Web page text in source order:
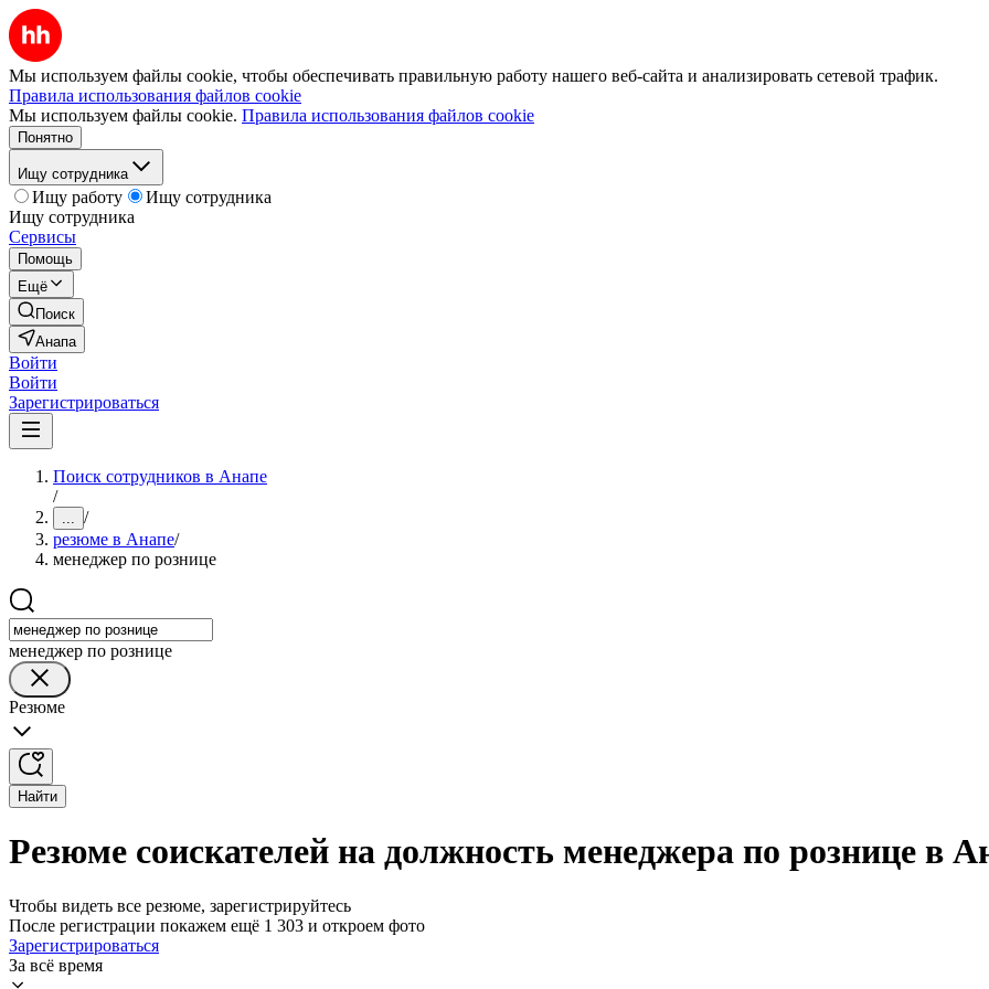
Мы используем файлы cookie, чтобы обеспечивать правильную работу нашего веб-сайта и анализировать сетевой трафик.
Правила использования файлов cookie
Мы используем файлы cookie. Правила использования файлов cookie
Понятно
Ищу сотрудника
Ищу работу
Ищу сотрудника
Ищу сотрудника
Сервисы
Помощь
Ещё
Поиск
Анапа
Войти
Войти
Зарегистрироваться
Поиск сотрудников в Анапе
/
... /
резюме в Анапе/
менеджер по рознице
менеджер по рознице
Резюме
Найти
Резюме соискателей на должность менеджера по рознице в
Чтобы видеть все резюме, зарегистрируйтесь
После регистрации покажем ещё 1 303 и откроем фото
Зарегистрироваться
За всё время